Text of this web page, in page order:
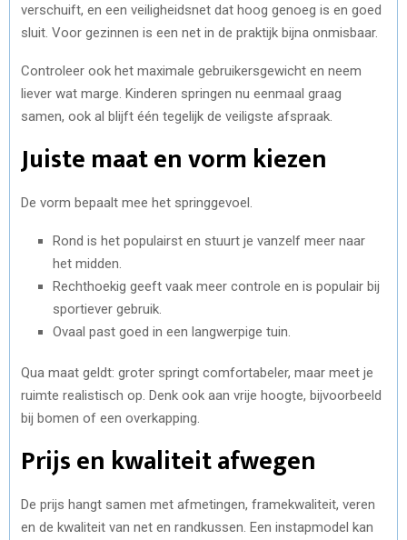
verschuift, en een veiligheidsnet dat hoog genoeg is en goed
sluit. Voor gezinnen is een net in de praktijk bijna onmisbaar.
Controleer ook het maximale gebruikersgewicht en neem
liever wat marge. Kinderen springen nu eenmaal graag
samen, ook al blijft één tegelijk de veiligste afspraak.
Juiste maat en vorm kiezen
De vorm bepaalt mee het springgevoel.
Rond is het populairst en stuurt je vanzelf meer naar
het midden.
Rechthoekig geeft vaak meer controle en is populair bij
sportiever gebruik.
Ovaal past goed in een langwerpige tuin.
Qua maat geldt: groter springt comfortabeler, maar meet je
ruimte realistisch op. Denk ook aan vrije hoogte, bijvoorbeeld
bij bomen of een overkapping.
Prijs en kwaliteit afwegen
De prijs hangt samen met afmetingen, framekwaliteit, veren
en de kwaliteit van net en randkussen. Een instapmodel kan